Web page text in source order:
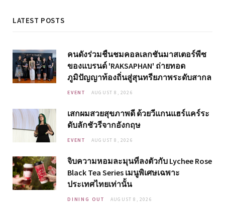
LATEST POSTS
คนดังร่วมชื่นชมคอลเลกชันมาสเตอร์พีซ
ของแบรนด์ 'RAKSAPHAN' ถ่ายทอด
ภูมิปัญญาท้องถิ่นสู่สุนทรียภาพระดับสากล
EVENT AUGUST 8, 2026
เสกผมสวยสุขภาพดี ด้วยวีแกนแฮร์แคร์ระ
ดับลักชัวรีจากอังกฤษ
EVENT AUGUST 8, 2026
จิบความหอมละมุนที่ลงตัวกับ Lychee Rose
Black Tea Series เมนูพิเศษเฉพาะ
ประเทศไทยเท่านั้น
DINING OUT AUGUST 8, 2026